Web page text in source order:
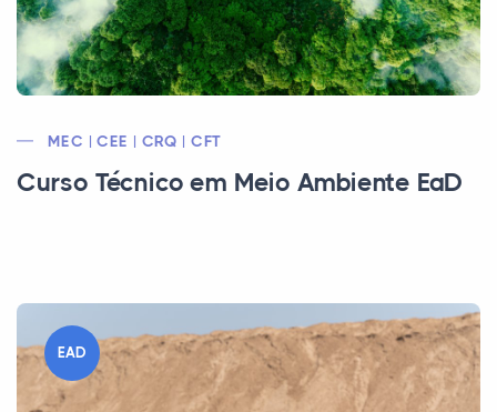
MEC | CEE | CRQ | CFT
Curso Técnico em Meio Ambiente EaD
EAD